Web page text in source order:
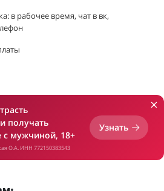
в рабочее время, чат в вк,
получать
с мужчиной, 18+
О.А. ИНН 772150383543
Узнать